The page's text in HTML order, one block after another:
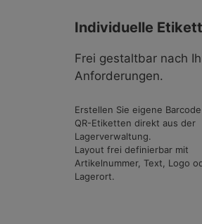
Individuelle
Frei gestaltbar nach
Anforderungen.
Erstellen Sie eigene
QR-Etiketten direkt aus der
Lagerverwaltung.
Layout frei definierbar mit
Artikelnummer, Text, Logo
Lagerort.